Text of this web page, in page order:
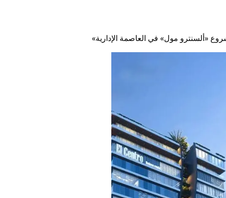
«ألسنترو مول» في العاصمة الإدارية